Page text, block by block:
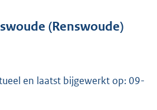
(Renswoude)
en laatst bijgewerkt op: 09-